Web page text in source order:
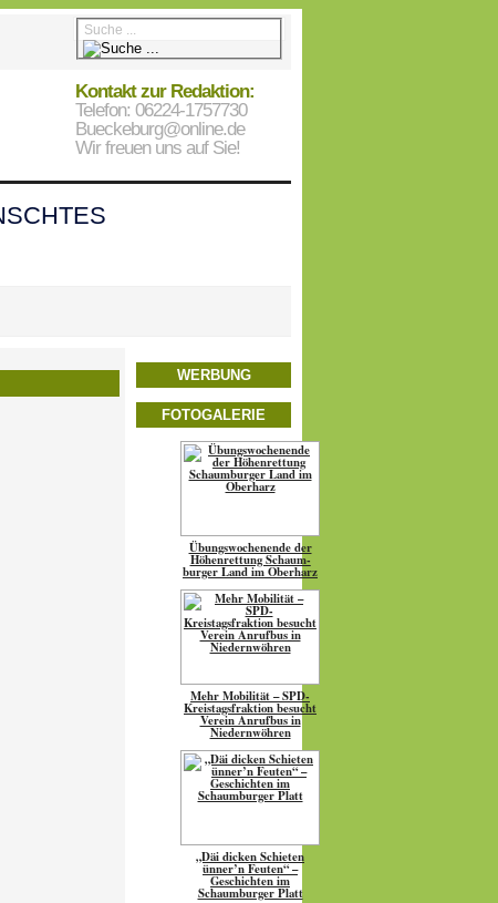
Kontakt zur Redaktion:
Telefon: 06224-1757730
Bueckeburg@online.de
Wir freuen uns auf Sie!
WERBUNG
FOTOGALERIE
Übungs­wo­chen­ende der
Höhen­ret­tung Schaum­
burger Land im Oberharz
Mehr Mobilität – SPD-
Kreistagsfraktion besucht
Verein Anrufbus in
Niedernwöhren
„Däi dicken Schieten
ünner’n Feuten“ –
Geschichten im
Schaumburger Platt